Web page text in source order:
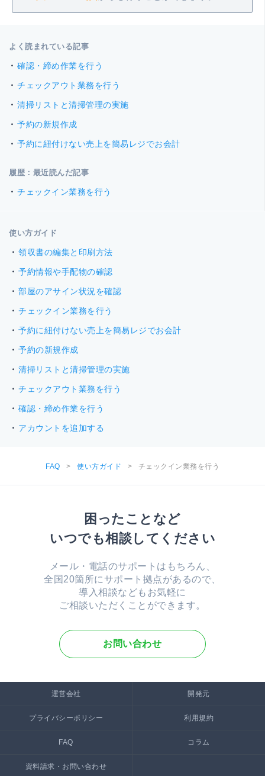
よく読まれている記事
確認・締め作業を行う
チェックアウト業務を行う
清掃リストと清掃管理の実施
予約の新規作成
予約に紐付けない売上を簡易レジでお会計
履歴：最近読んだ記事
チェックイン業務を行う
使い方ガイド
領収書の編集と印刷方法
予約情報や手配物の確認
部屋のアサイン状況を確認
チェックイン業務を行う
予約に紐付けない売上を簡易レジでお会計
予約の新規作成
清掃リストと清掃管理の実施
チェックアウト業務を行う
確認・締め作業を行う
アカウントを追加する
FAQ > 使い方ガイド > チェックイン業務を行う
困ったことなど
いつでも相談してください
メール・電話のサポートはもちろん、
全国20箇所にサポート拠点があるので、
導入相談などもお気軽に
ご相談いただくことができます。
お問い合わせ
運営会社 開発元
プライバシーポリシー 利用規約
FAQ コラム
資料請求・お問い合わせ